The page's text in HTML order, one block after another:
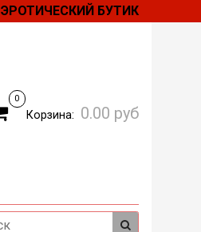
ЭРОТИЧЕСКИЙ БУТИК
0
Корзина: 0.00 руб